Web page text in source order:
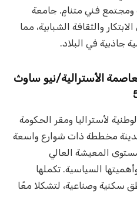
ومجتمع فني متنامٍ. جامعة
والثقافة الشبابية، مما
جاذبية في البلاد.
العاصمة الأسترالية/نيو ساوث
لأستراليا ومقر الحكومة
كمدينة مخططة ذات شوارع واسعة
المعيشة العالي
السياسية. تكملها
سكنية وصناعية، لتشكلا معًا